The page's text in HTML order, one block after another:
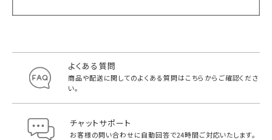
よくある質問
商品や配送に関してのよくある質問はこちらからご確認くださ
い。
チャットサポート
お客様の問い合わせに自動回答で24時間ご対応いたします。